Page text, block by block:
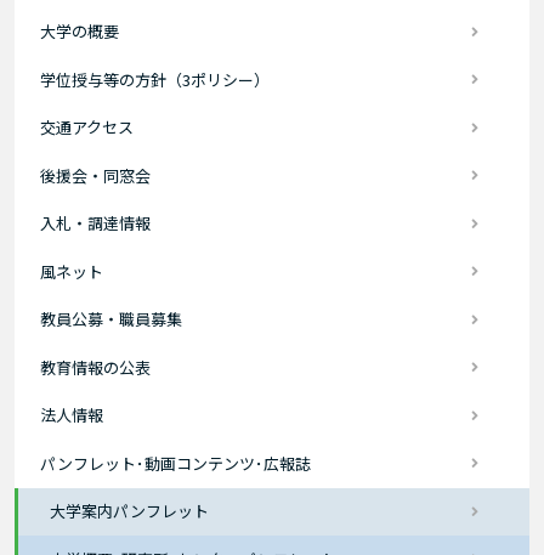
大学の概要
学位授与等の方針（3ポリシー）
交通アクセス
後援会・同窓会
入札・調達情報
風ネット
教員公募・職員募集
教育情報の公表
法人情報
パンフレット･動画コンテンツ･広報誌
大学案内パンフレット